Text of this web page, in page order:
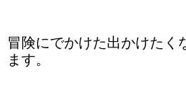
冒険にでかけた出かけたく
ます。